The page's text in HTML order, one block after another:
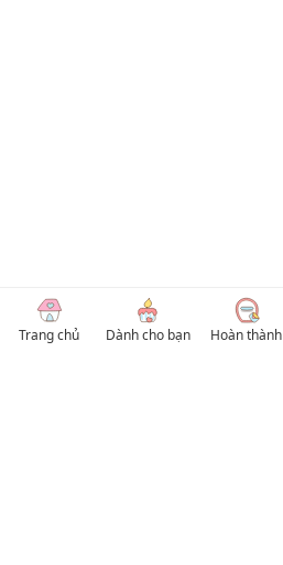
Trang chủ Dành cho bạn Hoàn thành